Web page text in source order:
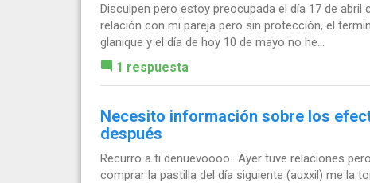
Disculpen pero estoy preocupada el día 17 de
relación con mi pareja pero sin protección, el
glanique y el día de hoy 10 de mayo no he...
1 respuesta
Necesito información sobre los
después
Recurro a ti denuevoooo.. Ayer tuve relaciones
comprar la pastilla del día siguiente (auxxil) me la